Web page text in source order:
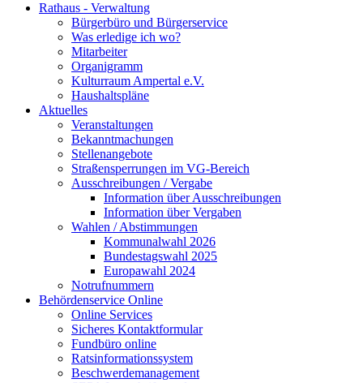
Rathaus - Verwaltung
Bürgerbüro und Bürgerservice
Was erledige ich wo?
Mitarbeiter
Organigramm
Kulturraum Ampertal e.V.
Haushaltspläne
Aktuelles
Veranstaltungen
Bekanntmachungen
Stellenangebote
Straßensperrungen im VG-Bereich
Ausschreibungen / Vergabe
Information über Ausschreibungen
Information über Vergaben
Wahlen / Abstimmungen
Kommunalwahl 2026
Bundestagswahl 2025
Europawahl 2024
Notrufnummern
Behördenservice Online
Online Services
Sicheres Kontaktformular
Fundbüro online
Ratsinformationssystem
Beschwerdemanagement